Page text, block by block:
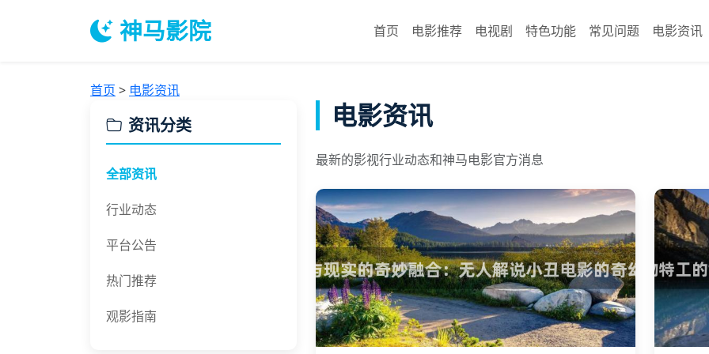
神马影院 首页 电影推荐 电视剧 特色功能 常见问题 电影资讯
首页 > 电影资讯
资讯分类
全部资讯
行业动态
平台公告
热门推荐
观影指南
电影资讯
最新的影视行业动态和神马电影官方消息